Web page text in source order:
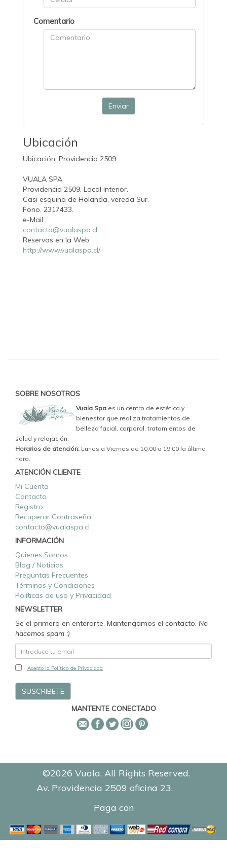
Comentario
Enviar
Ubicación
Ubicación: Providencia 2509
VUALA SPA.
Providencia 2509. Local Interior.
Casi esquina de Holanda, vereda Sur.
Fono. 2317433.
e-Mail:
contacto@vualaspa.cl
Reservas en la Web:
http://www.vualaspa.cl/
SOBRE NOSOTROS
Vuala Spa es un centro de estética y
bienestar que realiza tratamientos de
belleza facial, corporal, tratamientos de
salud y relajación.
Horarios de atención: Lunes a Viernes de 10:00 a 19:00 la última
hora.
ATENCIÓN CLIENTE
Mi Cuenta
Contacto
Registro
Recuperar Contraseña
contacto@vualaspa.cl
INFORMACIÓN
Quienes Somos
Blog / Noticias
Preguntas Frecuentes
Términos y Condiciones
Políticas de uso y Privacidad
NEWSLETTER
Se el primero en enterarte, Mantengamos el contacto. No
hacemos spam :)
Acepto la Política de Privacidad
MANTENTE CONECTADO
©2026 Vuala. All Rights Reserved.
Av. Providencia 2509 oficina 23.
Paga con